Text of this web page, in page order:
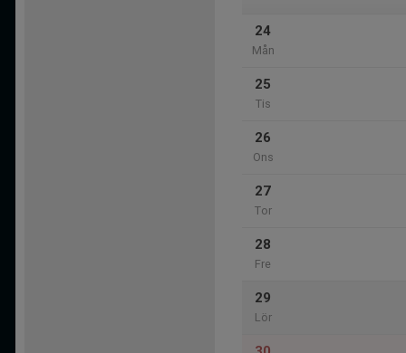
24
Mån
25
Tis
26
Ons
27
Tor
28
Fre
29
Lör